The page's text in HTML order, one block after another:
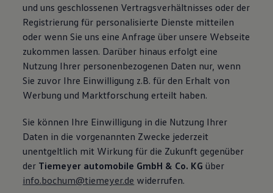
und uns geschlossenen Vertragsverhältnisses oder der
Registrierung für personalisierte Dienste mitteilen
oder wenn Sie uns eine Anfrage über unsere Webseite
zukommen lassen. Darüber hinaus erfolgt eine
Nutzung Ihrer personenbezogenen Daten nur, wenn
Sie zuvor Ihre Einwilligung z.B. für den Erhalt von
Werbung und Marktforschung erteilt haben.
Sie können Ihre Einwilligung in die Nutzung Ihrer
Daten in die vorgenannten Zwecke jederzeit
unentgeltlich mit Wirkung für die Zukunft gegenüber
der Tiemeyer automobile GmbH & Co. KG über
info.bochum@tiemeyer.de widerrufen.